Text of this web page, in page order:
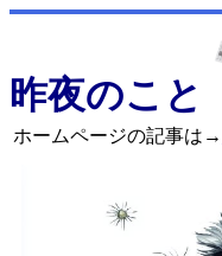
昨夜のこと
ホームページの記事は→